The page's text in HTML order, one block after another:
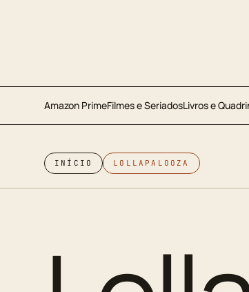
Amazon PrimeFilmes e SeriadosLivros e
INÍCIO LOLLAPALOOZA